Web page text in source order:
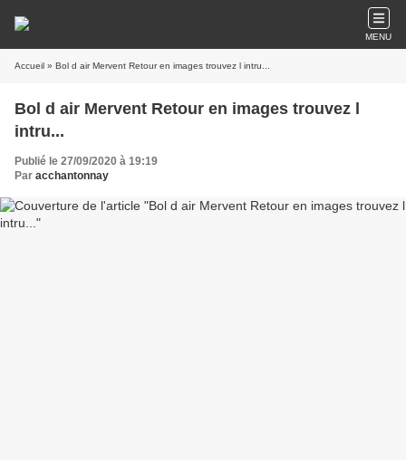
MENU
Accueil » Bol d air Mervent Retour en images trouvez l intru...
Bol d air Mervent Retour en images trouvez l
intru...
Publié le 27/09/2020 à 19:19
Par acchantonnay